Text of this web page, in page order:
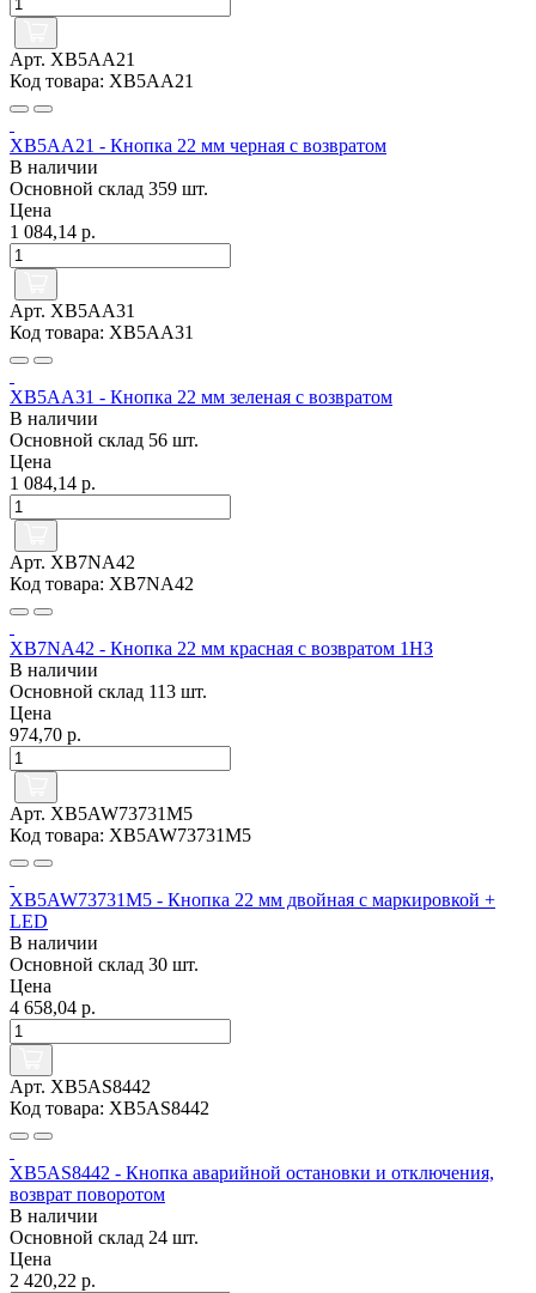
Арт. XB5AA21
Код товара: XB5AA21
XB5AA21 - Кнопка 22 мм черная с возвратом
В наличии
Основной склад 359 шт.
Цена
1 084,14 р.
Арт. XB5AA31
Код товара: XB5AA31
XB5AA31 - Кнопка 22 мм зеленая с возвратом
В наличии
Основной склад 56 шт.
Цена
1 084,14 р.
Арт. XB7NA42
Код товара: XB7NA42
XB7NA42 - Кнопка 22 мм красная с возвратом 1НЗ
В наличии
Основной склад 113 шт.
Цена
974,70 р.
Арт. XB5AW73731M5
Код товара: XB5AW73731M5
XB5AW73731M5 - Кнопка 22 мм двойная с маркировкой +
LED
В наличии
Основной склад 30 шт.
Цена
4 658,04 р.
Арт. XB5AS8442
Код товара: XB5AS8442
XB5AS8442 - Кнопка аварийной остановки и отключения,
возврат поворотом
В наличии
Основной склад 24 шт.
Цена
2 420,22 р.